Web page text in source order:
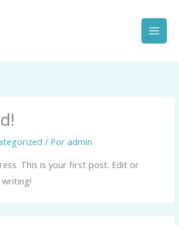
/ Poradmin
This is your first post. Edit or